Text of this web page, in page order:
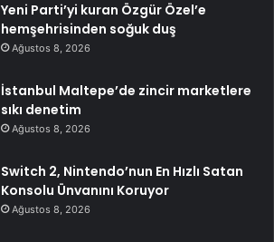
Yeni Parti’yi kuran Özgür Özel’e
hemşehrisinden soğuk duş
Ağustos 8, 2026
İstanbul Maltepe’de zincir marketlere
sıkı denetim
Ağustos 8, 2026
Switch 2, Nintendo’nun En Hızlı Satan
Konsolu Ünvanını Koruyor
Ağustos 8, 2026